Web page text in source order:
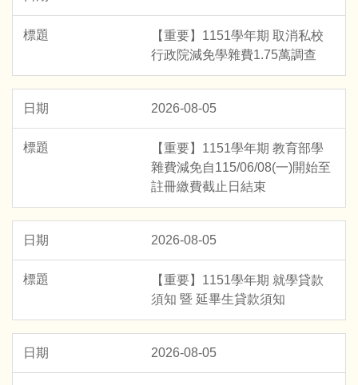
【重要】1151學年期 取消私校
行政院減免學雜費1.75萬調查
2026-08-05
【重要】1151學年期 教育部學
雜費減免自115/06/08(一)開始至
註冊繳費截止日結束
2026-08-05
【重要】1151學年期 就學貸款
須知 暨 延畢生貸款須知
2026-08-05